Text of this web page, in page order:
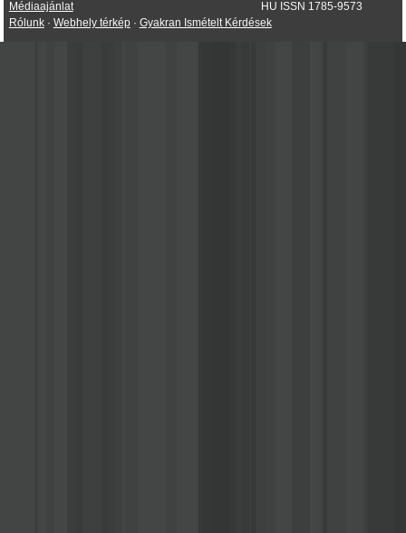
HU ISSN 1785-9573
Médiaajánlat
Rólunk· Webhely térkép· Gyakran Ismételt Kérdések